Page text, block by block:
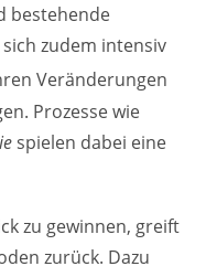
bestehende
zudem intensiv
Veränderungen
Prozesse wie
spielen dabei eine
zu gewinnen, greift
zurück. Dazu